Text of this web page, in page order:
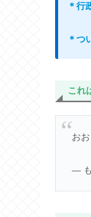
＊行
＊つ
これ
お
—